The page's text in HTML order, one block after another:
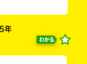
年
わかる